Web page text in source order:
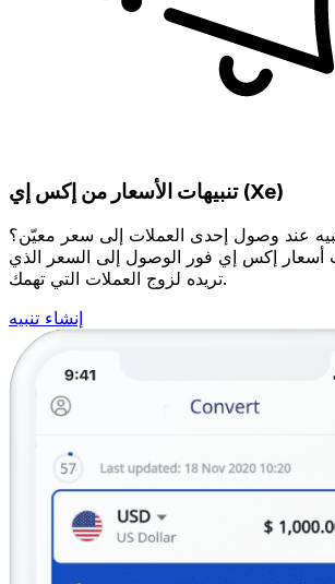
تنبيهات الأسعار من إكس إي (Xe)
عند وصول إحدى العملات إلى سعر معيّن؟
أسعار إكس إي فور الوصول إلى السعر الذي
تريده لزوج العملات التي تهمك.
إنشاء تنبيه